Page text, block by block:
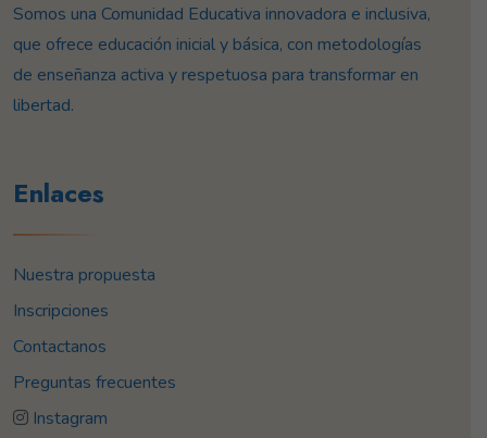
Somos una Comunidad Educativa innovadora e inclusiva,
que ofrece educación inicial y básica, con metodologías
de enseñanza activa y respetuosa para transformar en
libertad.
Enlaces
Nuestra propuesta
Inscripciones
Contactanos
Preguntas frecuentes
Instagram